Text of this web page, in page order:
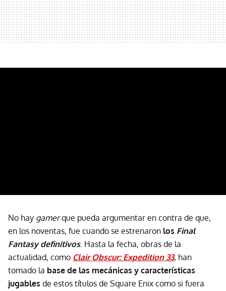
No hay gamerque pueda argumentar en contra de que,
en los noventas, fue cuando se estrenaron los Final
Fantasy definitivos. Hasta la fecha, obras de la
actualidad, como Clair Obscur: Expedition 33, han
tomado la base de las mecánicas y características
jugables de estos títulos de Square Enix como si fuera